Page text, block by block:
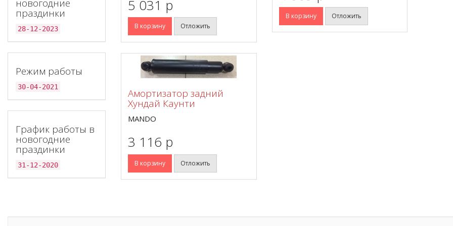
новогодние
праздинки
28-12-2023
Режим работы
30-04-2021
График работы в
новогодние
праздинки
31-12-2020
5 031 p
В корзину Отложить
В корзину Отложить
Амортизатор задний
Хундай Каунти
MANDO
3 116 p
В корзину Отложить